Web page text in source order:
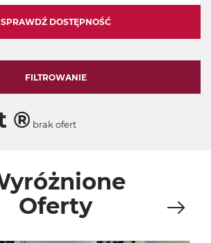
SPRAWDŹ DOSTĘPNOŚĆ
FILTROWANIE
® brak ofert
Oferty